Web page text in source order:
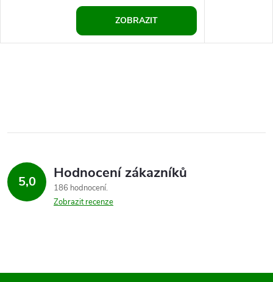
ZOBRAZIT
5,0 Hodnocení zákazníků
186 hodnocení
Zobrazit recenze